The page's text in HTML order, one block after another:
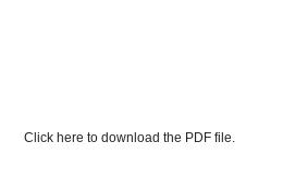
Click here to download the PDF file.